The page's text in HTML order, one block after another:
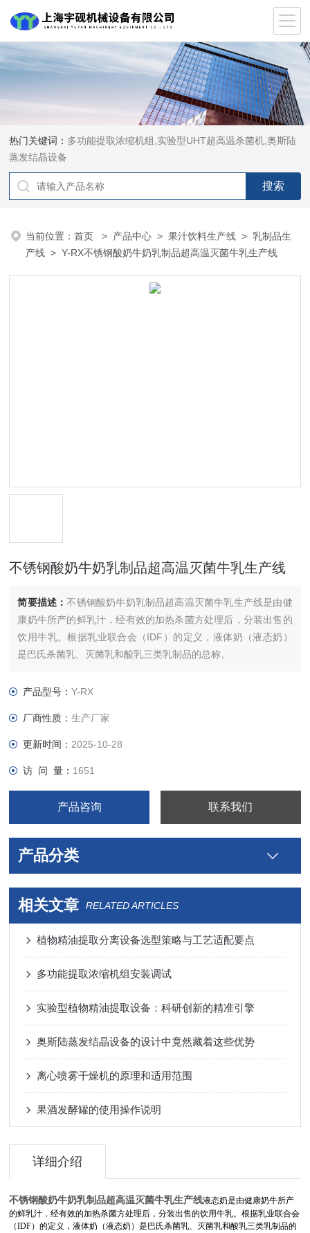
热门关键词： 多功能提取浓缩机组,实验型UHT超高温杀菌机,奥斯陆
蒸发结晶设备
当前位置：首页 > 产品中心 >果汁饮料生产线 >乳制品生
产线 > Y-RX不锈钢酸奶牛奶乳制品超高温灭菌牛乳生产线
不锈钢酸奶牛奶乳制品超高温灭菌牛乳生产线
简要描述：不锈钢酸奶牛奶乳制品超高温灭菌牛乳生产线是由健
康奶牛所产的鲜乳汁，经有效的加热杀菌方处理后，分装出售的
饮用牛乳。根据乳业联合会（IDF）的定义，液体奶（液态奶）
是巴氏杀菌乳、灭菌乳和酸乳三类乳制品的总称。
产品型号：Y-RX
厂商性质：生产厂家
更新时间： 2025-10-28
访 问 量： 1651
产品咨询 联系我们
产品分类
相关文章 RELATED ARTICLES
植物精油提取分离设备选型策略与工艺适配要点
多功能提取浓缩机组安装调试
实验型植物精油提取设备：科研创新的精准引擎
奥斯陆蒸发结晶设备的设计中竟然藏着这些优势
离心喷雾干燥机的原理和适用范围
果酒发酵罐的使用操作说明
详细介绍
不锈钢酸奶牛奶乳制品超高温灭菌牛乳生产线液态奶是由健康奶牛所产
的鲜乳汁，经有效的加热杀菌方处理后，分装出售的饮用牛乳。根据乳业联合会
（IDF）的定义，液体奶（液态奶）是巴氏杀菌乳、灭菌乳和酸乳三类乳制品的